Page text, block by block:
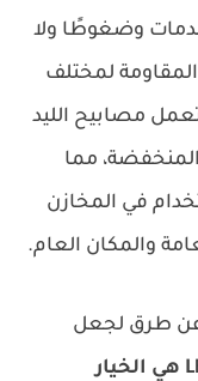
وضغوطًا ولا
لمختلف
مصابيح الليد
مما
في المخازن
والمكان العام.
عن طرق لجعل
مصابيح LED هي الخيار